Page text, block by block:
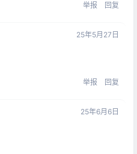
举报 回复
25年5月27日
举报 回复
25年6月6日